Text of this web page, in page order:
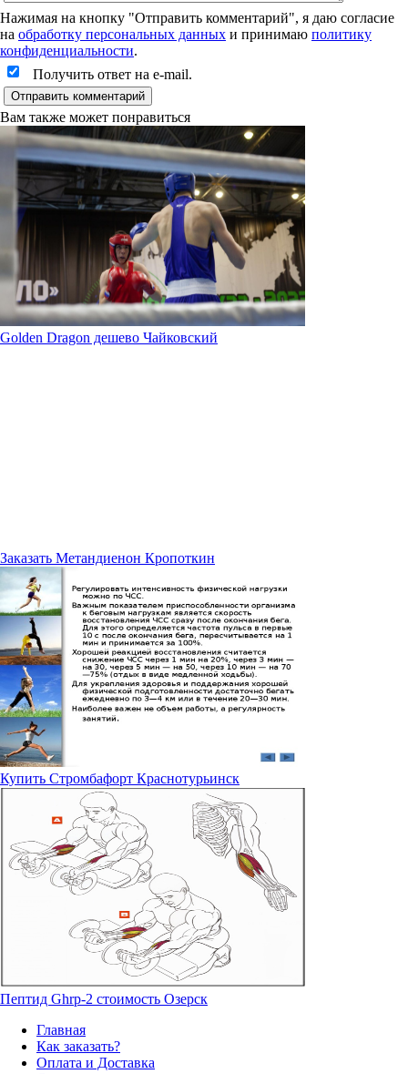
Нажимая на кнопку "Отправить комментарий", я даю согласие
на обработку персональных данных и принимаю политику
конфиденциальности.
Получить ответ на e-mail.
Вам также может понравиться
Golden Dragon дешево Чайковский
Заказать Метандиенон Кропоткин
Купить Стромбафорт Краснотурьинск
Пептид Ghrp-2 стоимость Озерск
Главная
Как заказать?
Оплата и Доставка